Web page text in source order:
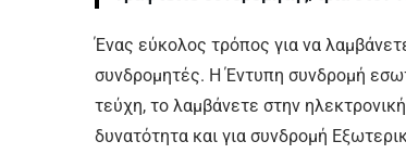
Ένας εύκολος τρόπος για να
συνδρομητές. Η Έντυπη συνδρομή
τεύχη, το λαμβάνετε στην
δυνατότητα και για συνδρομή